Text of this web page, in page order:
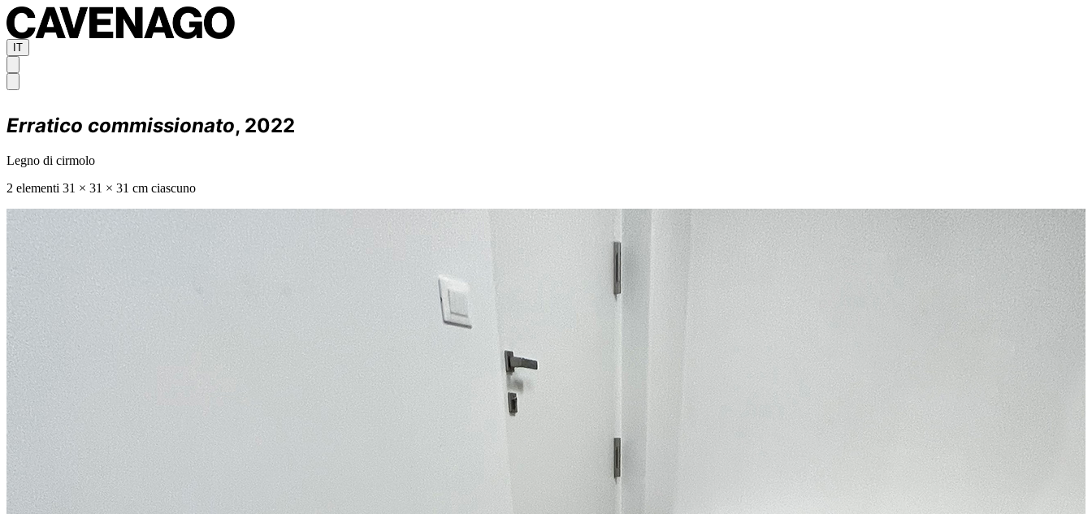
IT
Erratico commissionato, 2022
Legno di cirmolo
2 elementi 31 × 31 × 31 cm ciascuno